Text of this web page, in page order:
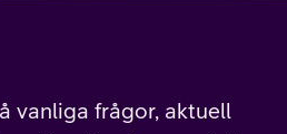
vanliga frågor, aktuell